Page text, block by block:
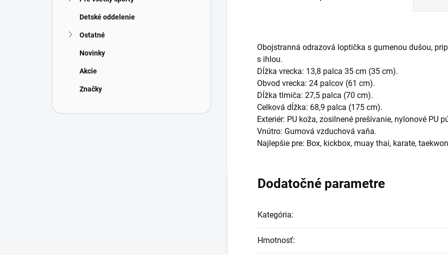
Detské oddelenie
Ostatné
Novinky
Akcie
Značky
Obojstranná odrazová loptička s gumenou dušou,
s ihlou.
Dĺžka vrecka: 13,8 palca 35 cm (35 cm).
Obvod vrecka: 24 palcov (61 cm).
Dĺžka tlmiča: 27,5 palca (70 cm).
Celková dĺžka: 68,9 palca (175 cm).
Exteriér: PU koža, zosilnené prešívanie, nylonové PU
Vnútro: Gumová vzduchová vaňa.
Najlepšie pre: Box, kickbox, muay thai, karate,
Dodatočné parametre
Kategória:
Hmotnosť: